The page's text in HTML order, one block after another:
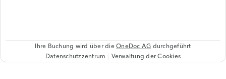
Ihre Buchung wird über dieOneDoc AGdurchgeführt
Datenschutzzentrum Verwaltung der Cookies